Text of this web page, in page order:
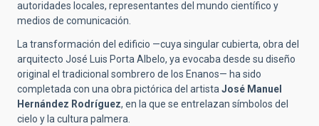
autoridades locales, representantes del mundo científico y
medios de comunicación.
La transformación del edificio —cuya singular cubierta, obra del
arquitecto José Luis Porta Albelo, ya evocaba desde su diseño
original el tradicional sombrero de los Enanos— ha sido
completada con una obra pictórica del artistaJosé Manuel
Hernández Rodríguez, en la que se entrelazan símbolos del
cielo y la cultura palmera.